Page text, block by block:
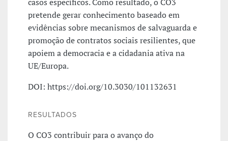
pretende gerar conhecimento baseado em
evidências sobre mecanismos de salvaguarda e
promoção de contratos sociais resilientes, que
apoiem a democracia e a cidadania ativa na
UE/Europa.
DOI: https://doi.org/10.3030/101132631
RESULTADOS
O CO3 contribuir para o avanço do